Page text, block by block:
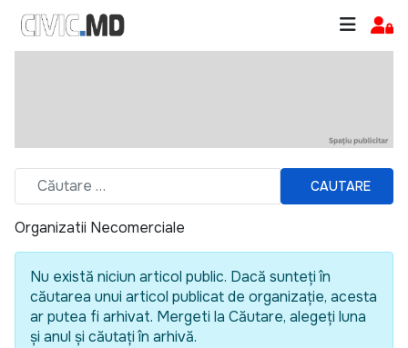
CAUTARE
Organizatii Necomerciale
Nu există niciun articol public. Dacă sunteți în
căutarea unui articol publicat de organizație, acesta
ar putea fi arhivat. Mergeti la Căutare, alegeți luna
și anul și căutați în arhivă.